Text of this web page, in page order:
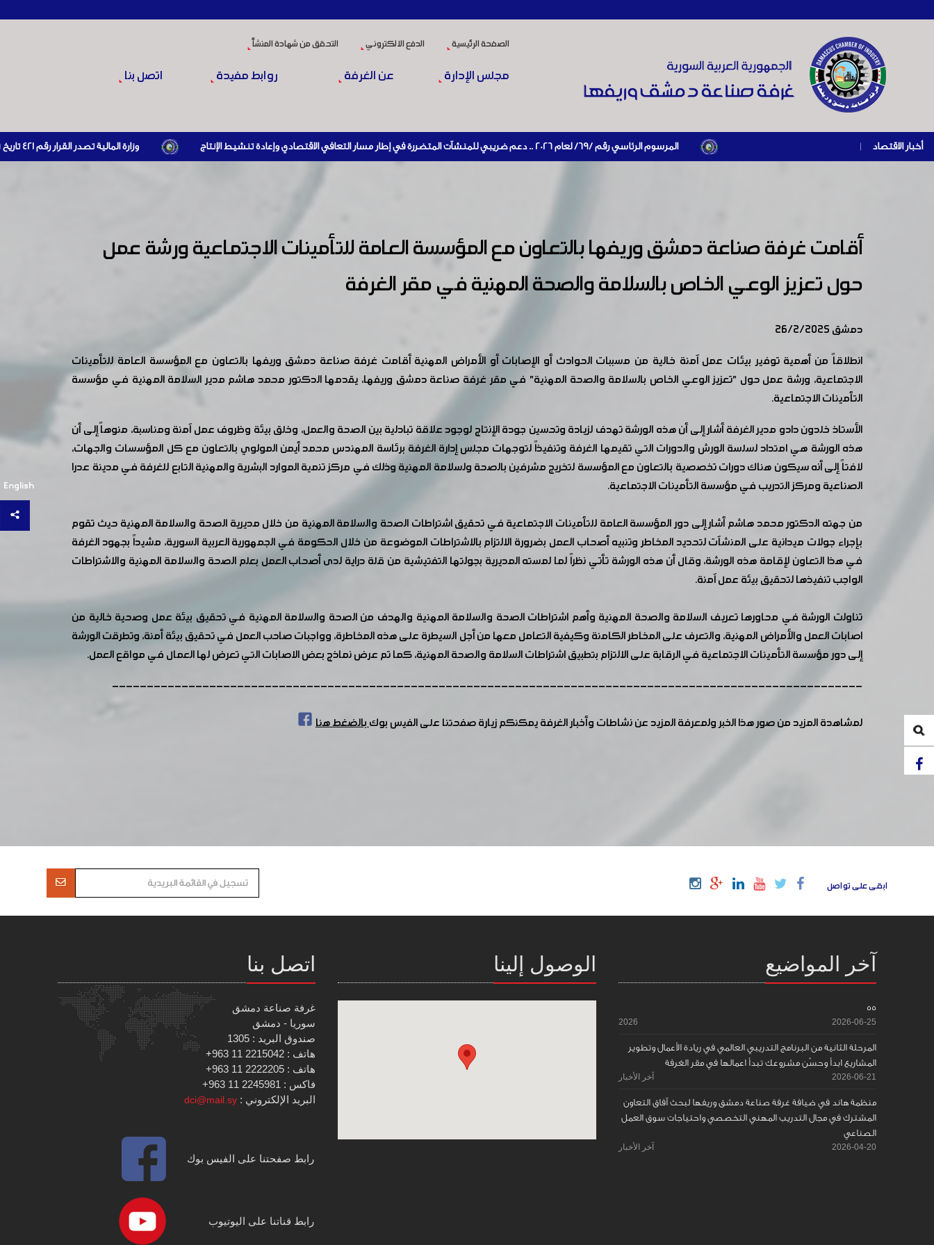
الصفحة الرئيسية الدفع الالكتروني التحقق من شهادة المنشأ
مجلس الإدارة عن الغرفة روابط مفيدة اتصل بنا
أخبار الاقتصاد | المرسوم الرئاسي رقم /69/ لعام 2026 .. دعم ضريبي للمنشآت المتضررة في إطار مسار التعافي الاقتصادي وإعادة تنشيط الإنتاج وزارة المالية تصدر القرار رقم 421 تاريخ 24/3/2026 المتضمن الزام المستوردين بإبراز براءة ذمة مالية سارية صادرة عن الهيئة العامة للضرائب والرسوم أو مديرياتها عند القيام بعمليات الاستيراد
English
أقامت غرفة صناعة دمشق وريفها بالتعاون مع المؤسسة العامة للتأمينات الاجتماعية ورشة عمل
حول تعزيز الوعي الخاص بالسلامة والصحة المهنية في مقر الغرفة
دمشق 26/2/2025
انطلاقاً من أهمية توفير بيئات عمل آمنة خالية من مسببات الحوادث أو الإصابات أو الأمراض المهنية أقامت غرفة صناعة دمشق وريفها بالتعاون مع المؤسسة العامة للتأمينات
الاجتماعية، ورشة عمل حول "تعزيز الوعي الخاص بالسلامة والصحة المهنية" في مقر غرفة صناعة دمشق وريفها، يقدمها الدكتور محمد هاشم مدير السلامة المهنية في مؤسسة
التأمينات الاجتماعية.
الأستاذ خلدون دادو مدير الغرفة أشار إلى أن هذه الورشة تهدف لزيادة وتحسين جودة الإنتاج لوجود علاقة تبادلية بين الصحة والعمل، وخلق بيئة وظروف عمل آمنة ومناسبة، منوهاً إلى أن
هذه الورشة هي امتداد لسلسة الورش والدورات التي تقيمها الغرفة وتنفيذاً لتوجهات مجلس إدارة الغرفة برئاسة المهندس محمد أيمن المولوي بالتعاون مع كل المؤسسات والجهات،
لافتاً إلى أنه سيكون هناك دورات تخصصية بالتعاون مع المؤسسة لتخريج مشرفين بالصحة ولسلامة المهنية وذلك في مركز تنمية الموارد البشرية والمهنية التابع للغرفة في مدينة عدرا
الصناعية ومركز التدريب في مؤسسة التأمينات الاجتماعية.
من جهته الدكتور محمد هاشم أشار إلى دور المؤسسة العامة للتأمينات الاجتماعية في تحقيق اشتراطات الصحة والسلامة المهنية من خلال مديرية الصحة والسلامة المهنية حيث تقوم
بإجراء جولات ميدانية على المنشآت لتحديد المخاطر وتنبيه أصحاب العمل بضرورة الالتزام بالاشتراطات الموضوعة من خلال الحكومة في الجمهورية العربية السورية، مشيداً بجهود الغرفة
في هذا التعاون لإقامة هذه الورشة، وقال أن هذه الورشة تأتي نظراً لما لمسته المديرية بجولتها التفتيشية من قلة دراية لدى أصحاب العمل بعلم الصحة والسلامة المهنية والاشتراطات
الواجب تنفيذها لتحقيق بيئة عمل آمنة.
تناولت الورشة في محاورها تعريف السلامة والصحة المهنية وأهم اشتراطات الصحة والسلامة المهنية والهدف من الصحة والسلامة المهنية في تحقيق بيئة عمل وصحية خالية من
اصابات العمل والأمراض المهنية، والتعرف على المخاطر الكامنة وكيفية التعامل معها من أجل السيطرة على هذه المخاطرة، وواجبات صاحب العمل في تحقيق بيئة أمنة، وتطرقت الورشة
إلى دور مؤسسة التأمينات الاجتماعية في الرقابة على الالتزام بتطبيق اشتراطات السلامة والصحة المهنية، كما تم عرض نماذج بعض الاصابات التي تعرض لها العمال في مواقع العمل.
------------------------------------------------------------------------------------------------------------
لمشاهدة المزيد من صور هذا الخبر ولمعرفة المزيد عن نشاطات وأخبار الغرفة يمكنكم زيارة صفحتنا على الفيس بوكبالضغط هنا
ابقى على تواصل
آخر المواضيع
55
2026-06-25
2026
المرحلة الثانية من البرنامج التدريبي العالمي في ريادة الأعمال وتطوير
المشاريع ابدأ وحسّن مشروعك تبدأ اعمالها في مقر الغرفة
2026-06-21 آخر الأخبار
منظمة هاند في ضيافة غرفة صناعة دمشق وريفها لبحث آفاق التعاون
المشترك في مجال التدريب المهني التخصصي واحتياجات سوق العمل
الصناعي
2026-04-20 آخر الأخبار
الوصول إلينا اتصل بنا
غرفة صناعة دمشق
سوريا - دمشق
صندوق البريد : 1305
هاتف : 2215042 11 963+
هاتف : 2222205 11 963+
فاكس : 2245981 11 963+
البريد الإلكتروني : dci@mail.sy
رابط صفحتنا على الفيس بوك
رابط قناتنا على اليوتيوب